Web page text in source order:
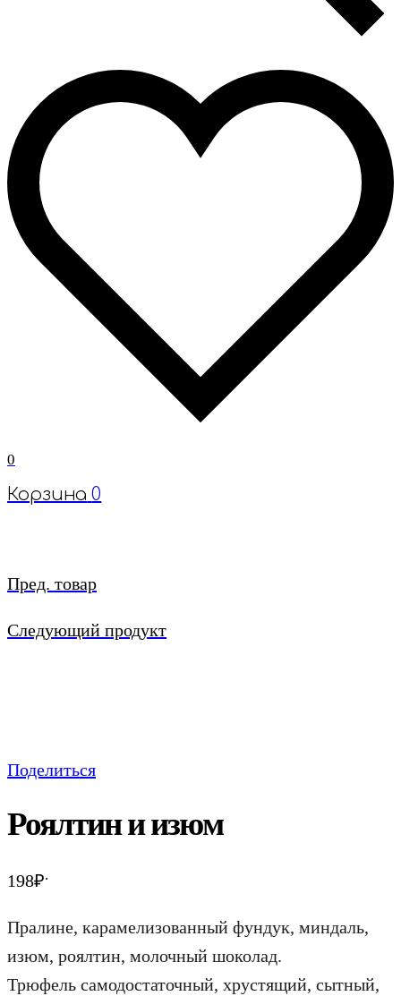
0
Корзина 0
Пред. товар
Следующий продукт
Поделиться
Роялтин и изюм
198₽.
Пралине, карамелизованный фундук, миндаль,
изюм, роялтин, молочный шоколад.
Трюфель самодостаточный, хрустящий, сытный,